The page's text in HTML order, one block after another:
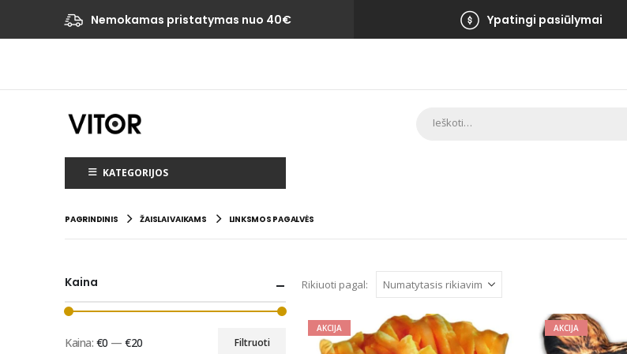
Nemokamas pristatymas nuo 40€ Ypatingi pasiūlymai
KATEGORIJOS
PAGRINDINIS ŽAISLAI VAIKAMS LINKSMOS PAGALVĖS
Rikiuoti pagal:
AKCIJA AKCIJA
Kaina
Filtruoti
Kaina: €0 —€20